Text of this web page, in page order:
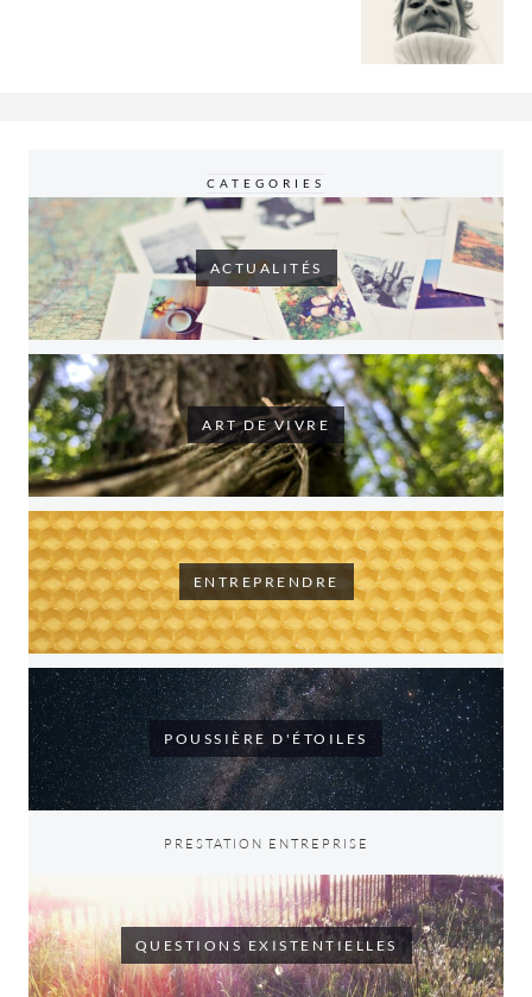
CATEGORIES
ACTUALITÉS
ART DE VIVRE
ENTREPRENDRE
POUSSIÈRE D'ÉTOILES
PRESTATION ENTREPRISE
QUESTIONS EXISTENTIELLES